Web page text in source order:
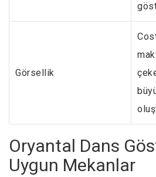
Görsellik
Oryantal Dans
Uygun Mekanlar